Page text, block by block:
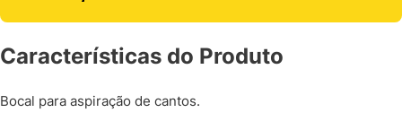
Características do Produto
Bocal para aspiração de cantos.